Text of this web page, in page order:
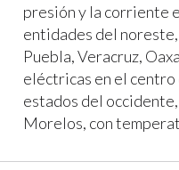
presión y la corriente
entidades del
Puebla, Veracruz,
eléctricas en el centro
estados del
Morelos, con